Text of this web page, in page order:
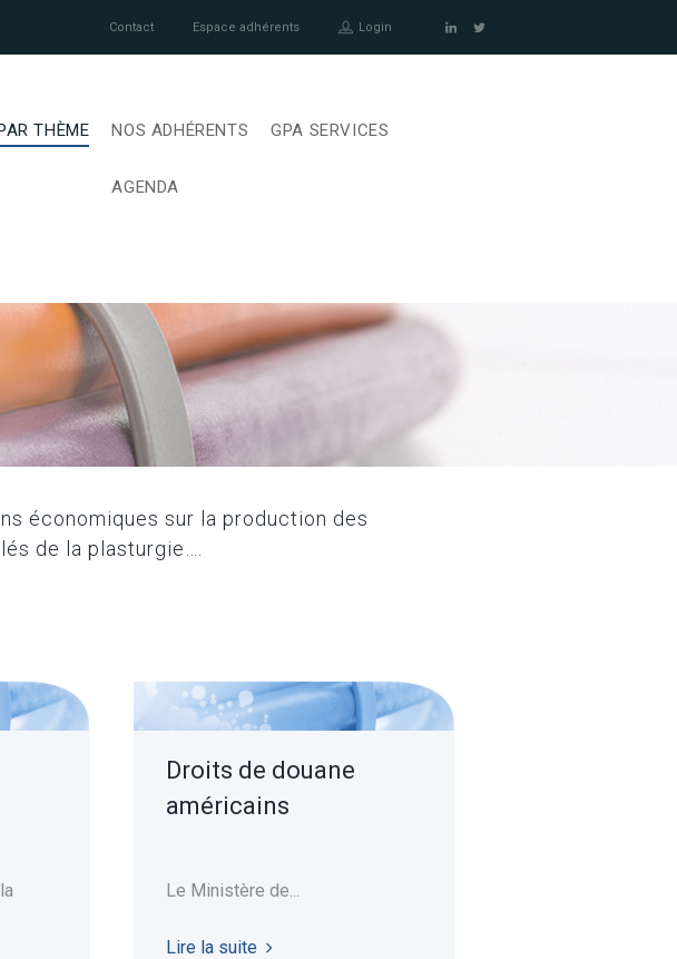
Contact Espace adhérents Login
THÈME NOS ADHÉRENTS GPA SERVICES
AGENDA
économiques sur la production des
de la plasturgie….
Droits de douane
américains
Le Ministère de...
Lire la suite